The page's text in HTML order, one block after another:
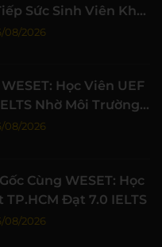
Sức Sinh Viên Khởi
08/2026
Học Viên UEF
Nhờ Môi Trường
Chất Lượng
08/2026
Cùng WESET: Học
Đạt 7.0 IELTS
08/2026